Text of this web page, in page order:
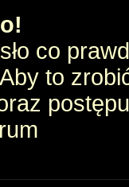
co
to